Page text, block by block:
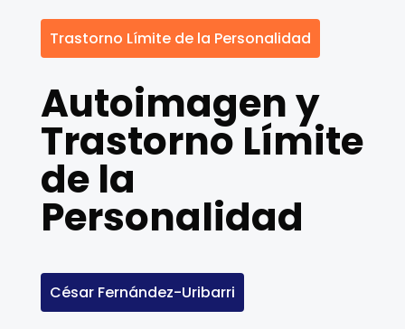
Trastorno Límite de la Personalidad
Autoimagen y
Trastorno Límite
de la
Personalidad
César Fernández-Uribarri